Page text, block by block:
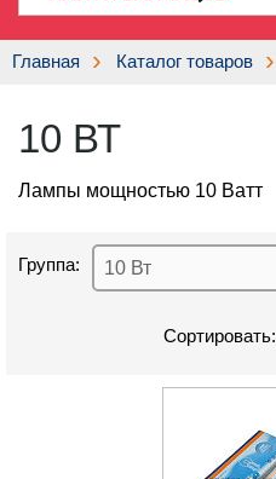
Главная Каталог товаров
10 ВТ
Лампы мощностью 10 Ватт
Группа:
Сортировать: